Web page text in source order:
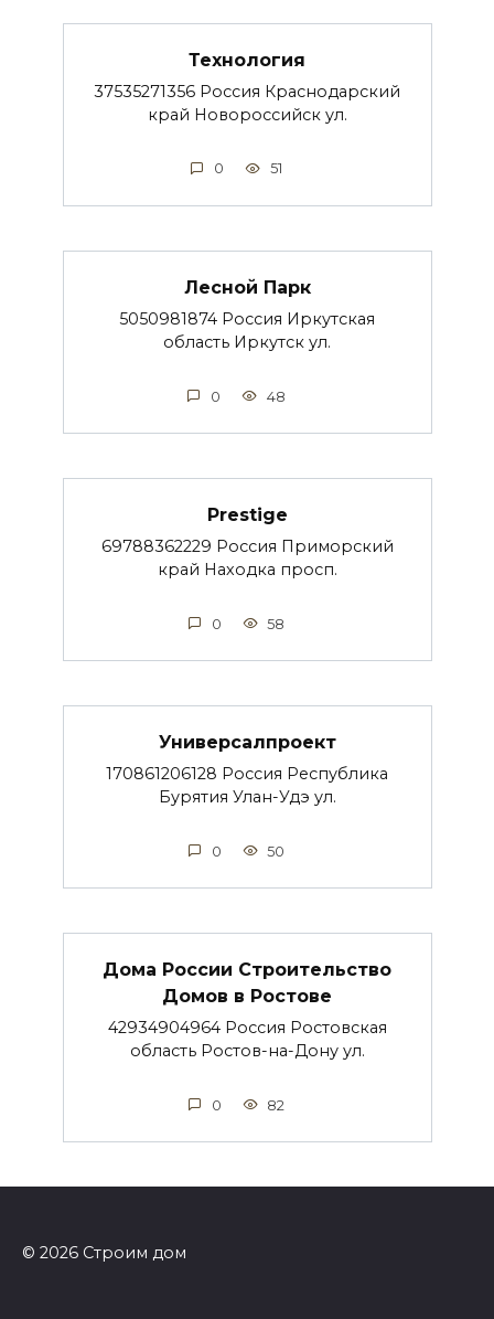
Технология
37535271356 Россия Краснодарский
край Новороссийск ул.
0 51
Лесной Парк
5050981874 Россия Иркутская
область Иркутск ул.
0 48
Prestige
69788362229 Россия Приморский
край Находка просп.
0 58
Универсалпроект
170861206128 Россия Республика
Бурятия Улан-Удэ ул.
0 50
Дома России Строительство
Домов в Ростове
42934904964 Россия Ростовская
область Ростов-на-Дону ул.
0 82
© 2026 Строим дом